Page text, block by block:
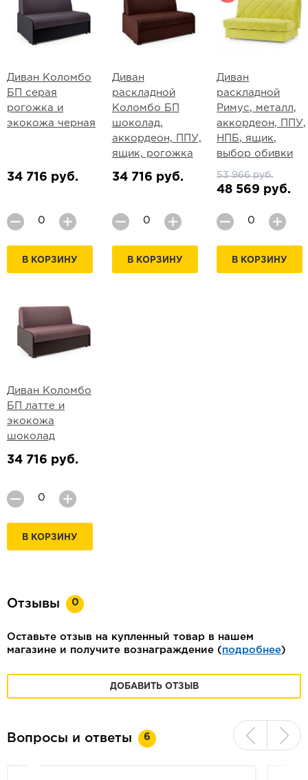
Диван Коломбо
БП серая
рогожка и
экокожа черная
34 716 руб.
В КОРЗИНУ
Диван
раскладной
Коломбо БП
шоколад,
аккордеон, ППУ,
ящик, рогожка
34 716 руб.
В КОРЗИНУ
Диван
раскладной
Римус, металл,
аккордеон, ППУ,
НПБ, ящик,
выбор обивки
53 966 руб.
48 569 руб.
В КОРЗИНУ
Диван Коломбо
БП латте и
экокожа
шоколад
34 716 руб.
В КОРЗИНУ
Отзывы 0
Оставьте отзыв на купленный товар в нашем
магазине и получите вознаграждение (подробнее)
ДОБАВИТЬ ОТЗЫВ
Вопросы и ответы 6